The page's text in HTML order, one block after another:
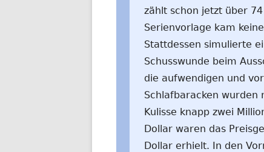
zählt schon jetzt über
Serienvorlage kam
Stattdessen simulierte
Schusswunde beim
die aufwendigen und
Schlafbaracken wurden
Kulisse knapp zwei
Dollar waren das
Dollar erhielt. In den